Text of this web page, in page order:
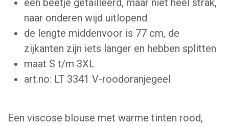
naar onderen wijd uitlopend
de lengte middenvoor is 77 cm, de
zijkanten zijn iets langer en hebben splitten
maat S t/m 3XL
art.no: LT 3341 V-roodoranjegeel
Een viscose blouse met warme tinten rood,